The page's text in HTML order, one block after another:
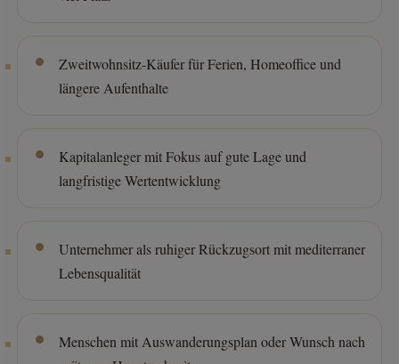
Zweitwohnsitz-Käufer für Ferien, Homeoffice und
längere Aufenthalte
Kapitalanleger mit Fokus auf gute Lage und
langfristige Wertentwicklung
Unternehmer als ruhiger Rückzugsort mit mediterraner
Lebensqualität
Menschen mit Auswanderungsplan oder Wunsch nach